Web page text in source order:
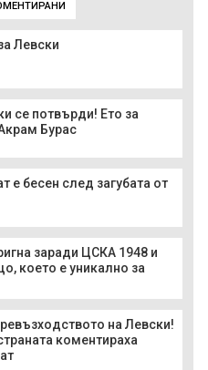
Левски
се потвърди! Ето за
Бурас
е бесен след загубата от
заради ЦСКА 1948 и
което е уникално за
на Левски!
коментираха